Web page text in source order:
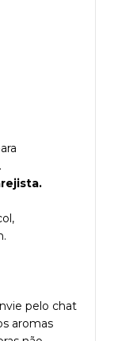
pelo chat
aromas